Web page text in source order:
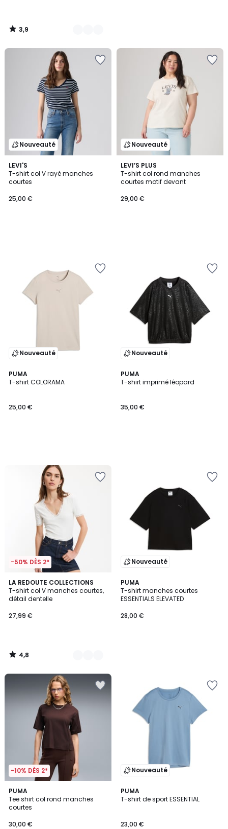
3,9
/
Nouveauté
LEVI'S
T-shirt col V rayé manches
courtes
25,00 €
Nouveauté
LEVI’S PLUS
T-shirt col rond manches
courtes motif devant
29,00 €
Nouveauté
PUMA
T-shirt COLORAMA
25,00 €
Nouveauté
PUMA
T-shirt imprimé léopard
35,00 €
-50% DÈS 2*
LA REDOUTE COLLECTIONS
T-shirt col V manches courtes,
détail dentelle
27,99 €
4,8
/ 5
2
Couleurs
4,8
/
Nouveauté
PUMA
T-shirt manches courtes
ESSENTIALS ELEVATED
28,00 €
-10% DÈS 2*
PUMA
Tee shirt col rond manches
courtes
30,00 €
Nouveauté
PUMA
T-shirt de sport ESSENTIAL
23,00 €
2
Couleurs